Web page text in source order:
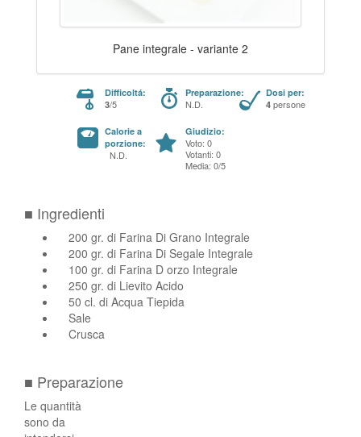
Pane integrale - variante 2
Difficoltá:
3/5
Preparazione:
N.D.
Dosi per:
4 persone
Calorie a
porzione:
N.D.
Giudizio:
Voto: 0
Votanti: 0
Media: 0/5
■ Ingredienti
200 gr. di Farina Di Grano Integrale
200 gr. di Farina Di Segale Integrale
100 gr. di Farina D orzo Integrale
250 gr. di Lievito Acido
50 cl. di Acqua Tiepida
Sale
Crusca
■ Preparazione
Le quantità
sono da